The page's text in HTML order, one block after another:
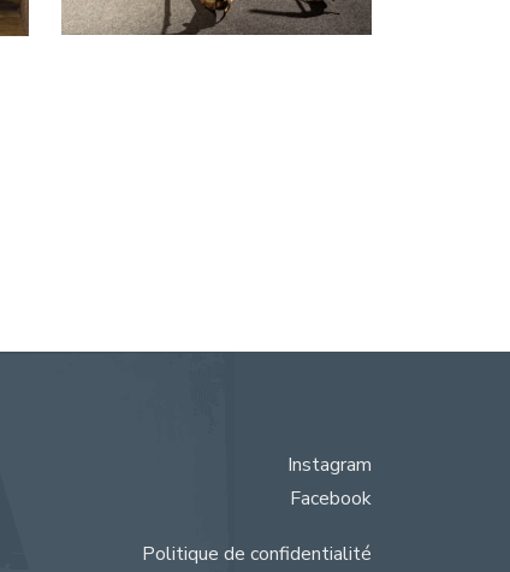
Instagram
Facebook
Politique de confidentialité